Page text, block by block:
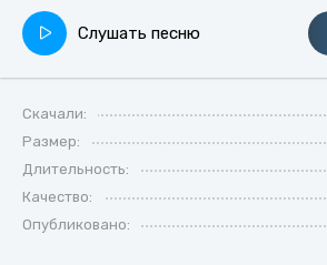
Слушать песню
Скачали:
Размер:
Длительность:
Качество:
Опубликовано: